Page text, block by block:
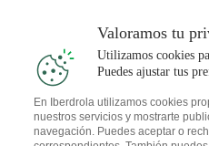
Plan Solar
Simulador Placas
Comunidades Solares
Te interesa
Consejos Luz
Descarga la App
Valoramos tu
Utilizamos cookies
Puedes ajustar tus
En Iberdrola utilizamos cookies
nuestros servicios y mostrarte
navegación. Puedes aceptar o